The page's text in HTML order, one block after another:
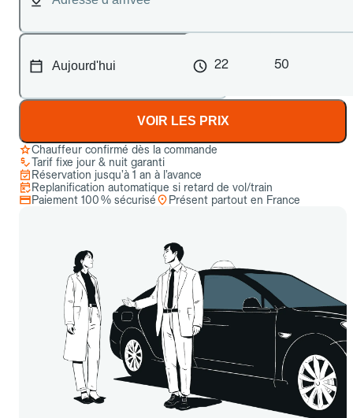
22 50
VOIR LES PRIX
Chauffeur confirmé dès la commande
Tarif fixe jour & nuit garanti
Réservation jusqu’à 1 an à l’avance
Replanification automatique si retard de vol/train
Paiement 100 % sécurisé
Présent partout en France